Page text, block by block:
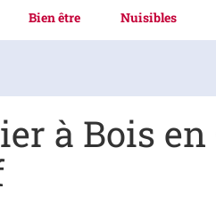
Bien être Nuisibles
à Bois